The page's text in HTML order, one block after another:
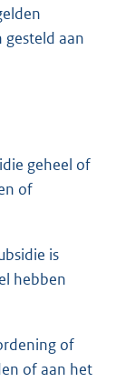
gesteld aan
geheel of
of
is
hebben
of
of aan het